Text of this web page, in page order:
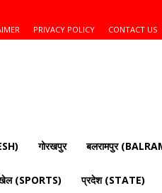
PRIVACY POLICY CONTACT US
गोरखपुर बलरामपुर
(SPORTS) प्रदेश (STATE)